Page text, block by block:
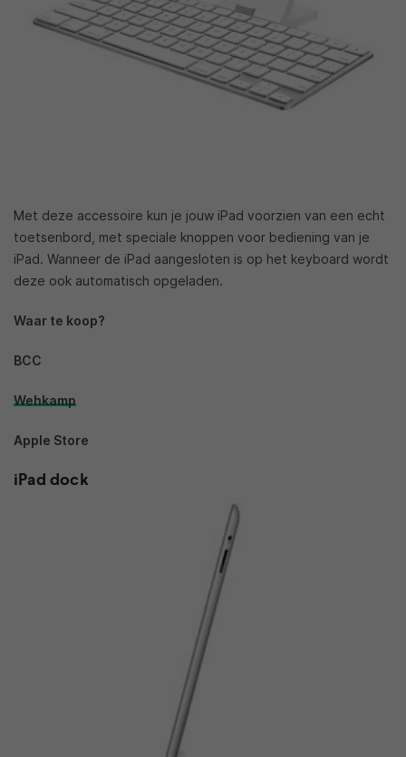
Met deze accessoire kun je jouw iPad voorzien van een echt
toetsenbord, met speciale knoppen voor bediening van je
iPad. Wanneer de iPad aangesloten is op het keyboard wordt
deze ook automatisch opgeladen.
Waar te koop?
BCC
Wehkamp
Apple Store
iPad dock